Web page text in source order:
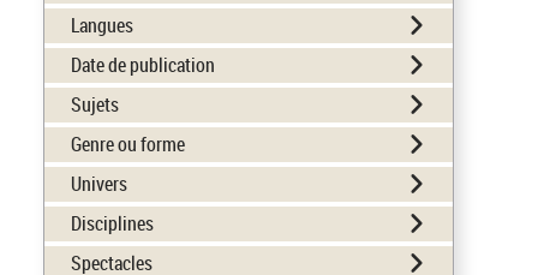
Langues
Date de publication
Sujets
Genre ou forme
Univers
Disciplines
Spectacles